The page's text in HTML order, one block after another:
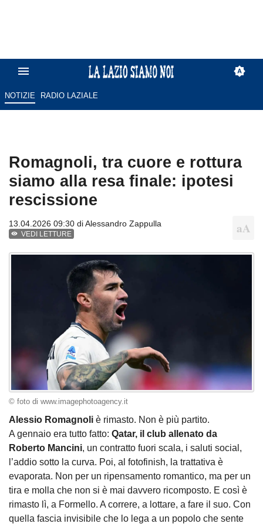
NOTIZIE RADIO LAZIALE
Romagnoli, tra cuore e rottura
siamo alla resa finale: ipotesi
rescissione
13.04.2026 09:30 diAlessandro Zappulla
VEDI LETTURE
© foto di www.imagephotoagency.it
Alessio Romagnoli è rimasto. Non è più partito.
A gennaio era tutto fatto: Qatar, il club allenato da
Roberto Mancini, un contratto fuori scala, i saluti social,
l’addio sotto la curva. Poi, al fotofinish, la trattativa è
evaporata. Non per un ripensamento romantico, ma per un
tira e molla che non si è mai davvero ricomposto. E così è
rimasto lì, a Formello. A correre, a lottare, a fare il suo. Con
quella fascia invisibile che lo lega a un popolo che sente